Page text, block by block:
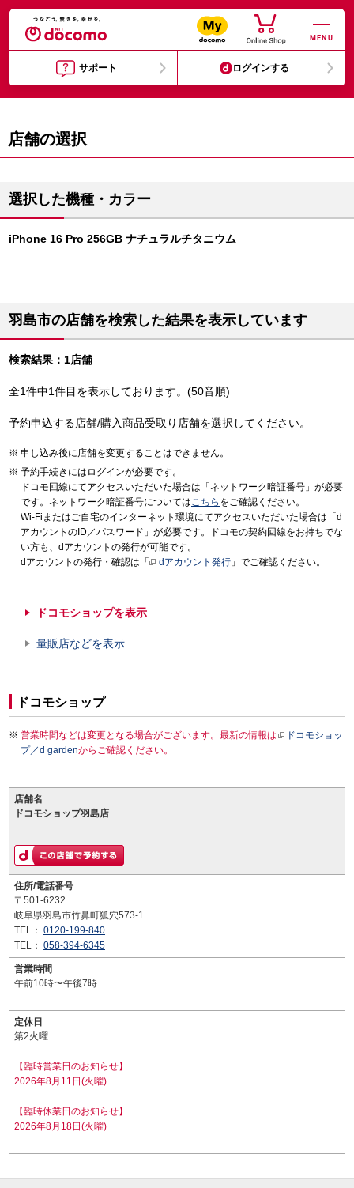
MENU
サポート ログインする
店舗の選択
選択した機種・カラー
iPhone 16 Pro 256GB ナチュラルチタニウム
羽島市の店舗を検索した結果を表示しています
検索結果：1店舗
全1件中1件目を表示しております。(50音順)
予約申込する店舗/購入商品受取り店舗を選択してください。
申し込み後に店舗を変更することはできません。
予約手続きにはログインが必要です。
ドコモ回線にてアクセスいただいた場合は「ネットワーク暗証番号」が必要
です。ネットワーク暗証番号についてはこちら をご確認ください。
Wi-Fiまたはご自宅のインターネット環境にてアクセスいただいた場合は「d
アカウントのID／パスワード」が必要です。ドコモの契約回線をお持ちでな
い方も、dアカウントの発行が可能です。
dアカウントの発行・確認は「
dアカウント発行 」でご確認ください。
ドコモショップを表示
量販店などを表示
ドコモショップ
営業時間などは変更となる場合がございます。最新の情報は
ドコモショッ
プ／d gardenからご確認ください。
店舗名
ドコモショップ羽島店
住所/電話番号
〒501-6232
岐阜県羽島市竹鼻町狐穴573-1
TEL： 0120-199-840
TEL： 058-394-6345
営業時間
午前10時〜午後7時
定休日
第2火曜
【臨時営業日のお知らせ】
2026年8月11日(火曜)
【臨時休業日のお知らせ】
2026年8月18日(火曜)